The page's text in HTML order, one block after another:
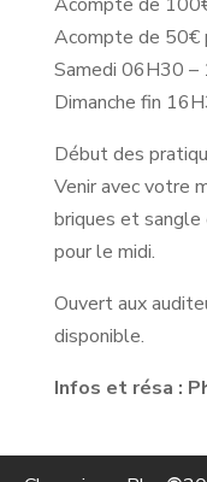
Acompte de 50€
Samedi 06H30 –
Dimanche fin
Début des
Venir avec votre
briques et
pour le midi.
Ouvert aux
disponible.
Infos et résa :